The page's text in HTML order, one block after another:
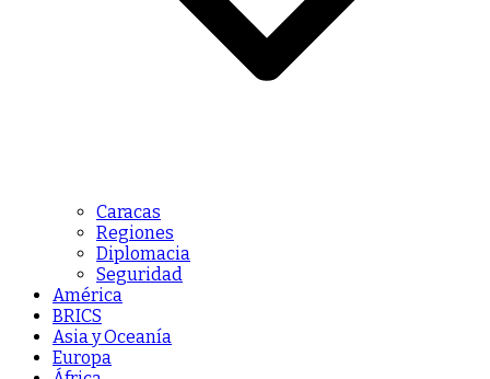
Caracas
Regiones
Diplomacia
Seguridad
América
BRICS
Asia y Oceanía
Europa